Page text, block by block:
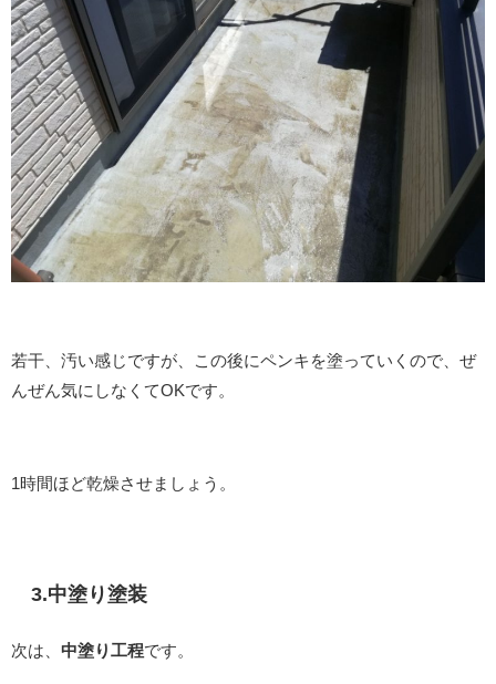
若干、汚い感じですが、この後にペンキを塗っていくので、ぜ
んぜん気にしなくてOKです。
1時間ほど乾燥させましょう。
3.中塗り塗装
次は、 中塗り工程です。